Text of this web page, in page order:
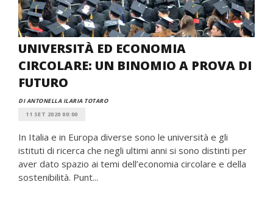
UNIVERSITÀ ED ECONOMIA
CIRCOLARE: UN BINOMIO A PROVA DI
FUTURO
DI ANTONELLA ILARIA TOTARO
11 SET 2020 00:00
In Italia e in Europa diverse sono le università e gli
istituti di ricerca che negli ultimi anni si sono distinti per
aver dato spazio ai temi dell’economia circolare e della
sostenibilità. Punt...